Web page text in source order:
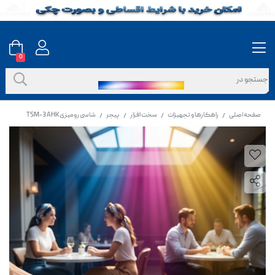
صفحه اصلی / راهکارها و تجهیزات / سخت افزار / پیجر / شاسی رومیزی TSM-3 AHK
0